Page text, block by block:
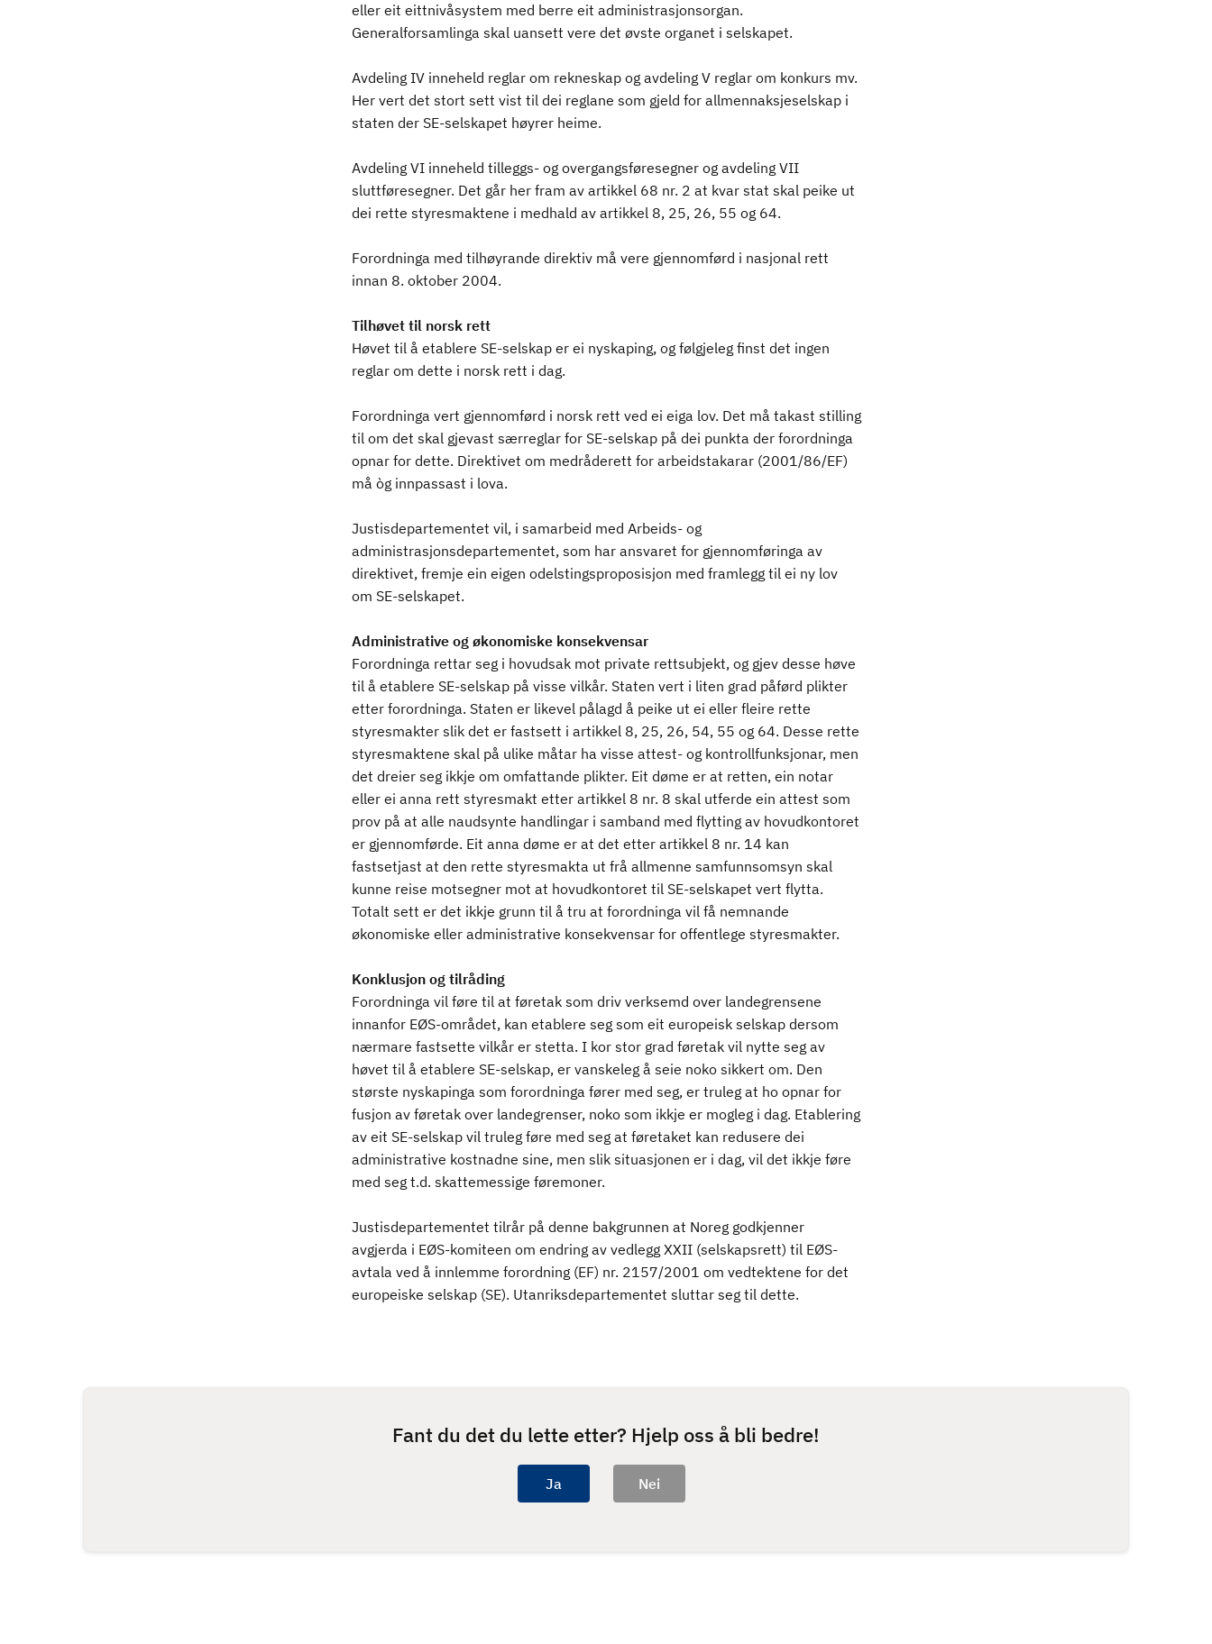
eller eit eittnivåsystem med berre eit administrasjonsorgan.
Generalforsamlinga skal uansett vere det øvste organet i selskapet.
Avdeling IV inneheld reglar om rekneskap og avdeling V reglar om konkurs mv.
Her vert det stort sett vist til dei reglane som gjeld for allmennaksjeselskap i
staten der SE-selskapet høyrer heime.
Avdeling VI inneheld tilleggs- og overgangsføresegner og avdeling VII
sluttføresegner. Det går her fram av artikkel 68 nr. 2 at kvar stat skal peike ut
dei rette styresmaktene i medhald av artikkel 8, 25, 26, 55 og 64.
Forordninga med tilhøyrande direktiv må vere gjennomførd i nasjonal rett
innan 8. oktober 2004.
Tilhøvet til norsk rett
Høvet til å etablere SE-selskap er ei nyskaping, og følgjeleg finst det ingen
reglar om dette i norsk rett i dag.
Forordninga vert gjennomførd i norsk rett ved ei eiga lov. Det må takast stilling
til om det skal gjevast særreglar for SE-selskap på dei punkta der forordninga
opnar for dette. Direktivet om medråderett for arbeidstakarar (2001/86/EF)
må òg innpassast i lova.
Justisdepartementet vil, i samarbeid med Arbeids- og
administrasjonsdepartementet, som har ansvaret for gjennomføringa av
direktivet, fremje ein eigen odelstingsproposisjon med framlegg til ei ny lov
om SE-selskapet.
Administrative og økonomiske konsekvensar
Forordninga rettar seg i hovudsak mot private rettsubjekt, og gjev desse høve
til å etablere SE-selskap på visse vilkår. Staten vert i liten grad påførd plikter
etter forordninga. Staten er likevel pålagd å peike ut ei eller fleire rette
styresmakter slik det er fastsett i artikkel 8, 25, 26, 54, 55 og 64. Desse rette
styresmaktene skal på ulike måtar ha visse attest- og kontrollfunksjonar, men
det dreier seg ikkje om omfattande plikter. Eit døme er at retten, ein notar
eller ei anna rett styresmakt etter artikkel 8 nr. 8 skal utferde ein attest som
prov på at alle naudsynte handlingar i samband med flytting av hovudkontoret
er gjennomførde. Eit anna døme er at det etter artikkel 8 nr. 14 kan
fastsetjast at den rette styresmakta ut frå allmenne samfunnsomsyn skal
kunne reise motsegner mot at hovudkontoret til SE-selskapet vert flytta.
Totalt sett er det ikkje grunn til å tru at forordninga vil få nemnande
økonomiske eller administrative konsekvensar for offentlege styresmakter.
Konklusjon og tilråding
Forordninga vil føre til at føretak som driv verksemd over landegrensene
innanfor EØS-området, kan etablere seg som eit europeisk selskap dersom
nærmare fastsette vilkår er stetta. I kor stor grad føretak vil nytte seg av
høvet til å etablere SE-selskap, er vanskeleg å seie noko sikkert om. Den
største nyskapinga som forordninga fører med seg, er truleg at ho opnar for
fusjon av føretak over landegrenser, noko som ikkje er mogleg i dag. Etablering
av eit SE-selskap vil truleg føre med seg at føretaket kan redusere dei
administrative kostnadne sine, men slik situasjonen er i dag, vil det ikkje føre
med seg t.d. skattemessige føremoner.
Justisdepartementet tilrår på denne bakgrunnen at Noreg godkjenner
avgjerda i EØS-komiteen om endring av vedlegg XXII (selskapsrett) til EØS-
avtala ved å innlemme forordning (EF) nr. 2157/2001 om vedtektene for det
europeiske selskap (SE). Utanriksdepartementet sluttar seg til dette.
Fant du det du lette etter? Hjelp oss å bli bedre!